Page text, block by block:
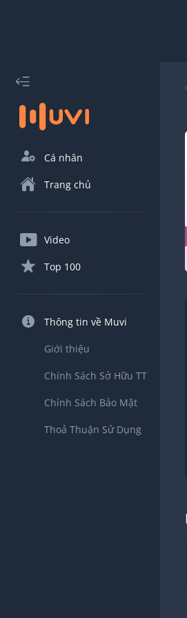
Cá nhân
Trang chủ
Video
Top 100
Thông tin về Muvi
Giới thiệu
Chính Sách Sở Hữu TT
Chính Sách Bảo Mật
Thoả Thuận Sử Dụng